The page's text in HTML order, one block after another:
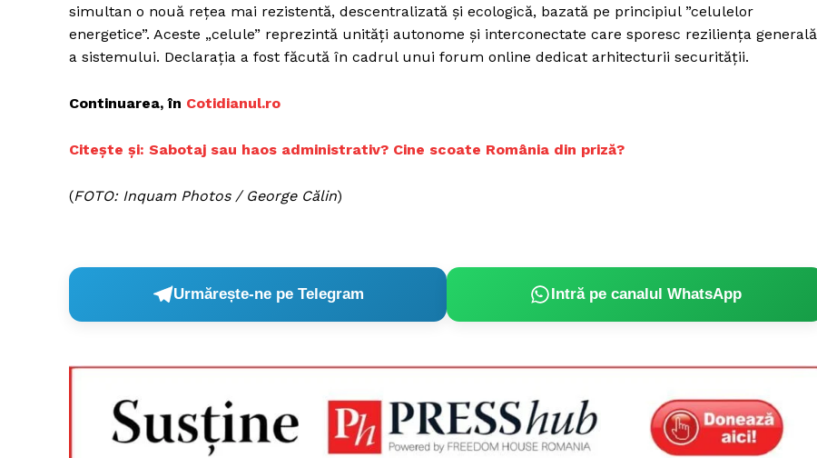
simultan o nouă rețea mai rezistentă, descentralizată și ecologică, bazată pe principiul ”celulelor
energetice”. Aceste „celule” reprezintă unități autonome și interconectate care sporesc reziliența generală
a sistemului. Declarația a fost făcută în cadrul unui forum online dedicat arhitecturii securității.
Continuarea, în Cotidianul.ro
Citește și: Sabotaj sau haos administrativ? Cine scoate România din priză?
(FOTO: Inquam Photos / George Călin)
Urmărește-ne pe Telegram Intră pe canalul WhatsApp